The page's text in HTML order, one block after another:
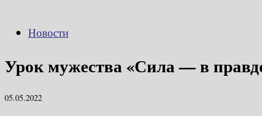
Новости
Урок мужества «Сила — в
05.05.2022